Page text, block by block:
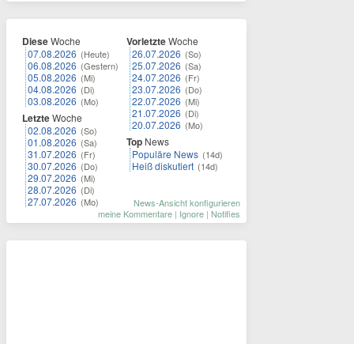
DieseWoche
07.08.2026 (Heute)
06.08.2026 (Gestern)
05.08.2026 (Mi)
04.08.2026 (Di)
03.08.2026 (Mo)
LetzteWoche
02.08.2026 (So)
01.08.2026 (Sa)
31.07.2026 (Fr)
30.07.2026 (Do)
29.07.2026 (Mi)
28.07.2026 (Di)
27.07.2026 (Mo)
VorletzteWoche
26.07.2026 (So)
25.07.2026 (Sa)
24.07.2026 (Fr)
23.07.2026 (Do)
22.07.2026 (Mi)
21.07.2026 (Di)
20.07.2026 (Mo)
Top News
Populäre News (14d)
Heiß diskutiert (14d)
News-Ansicht konfigurieren
meine Kommentare | Ignore | Notifies